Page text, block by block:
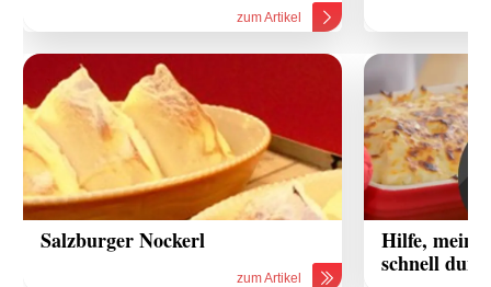
zum Artikel
Salzburger Nockerl
zum Artikel
Hilfe, mein
schnell